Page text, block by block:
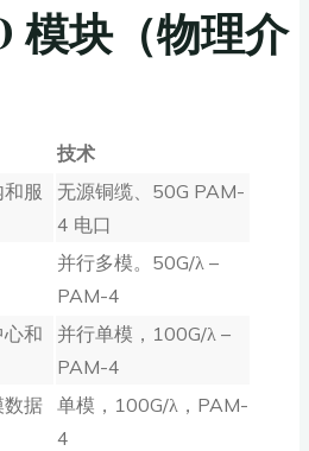
模块（物理介
技术
服
无源铜缆、50G PAM-
4 电口
并行多模。50G/λ –
PAM-4
和
并行单模，100G/λ –
PAM-4
数据 单模，100G/λ，PAM-
4